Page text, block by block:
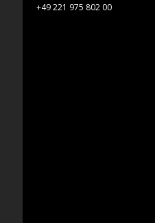
+49 221 975 802 00